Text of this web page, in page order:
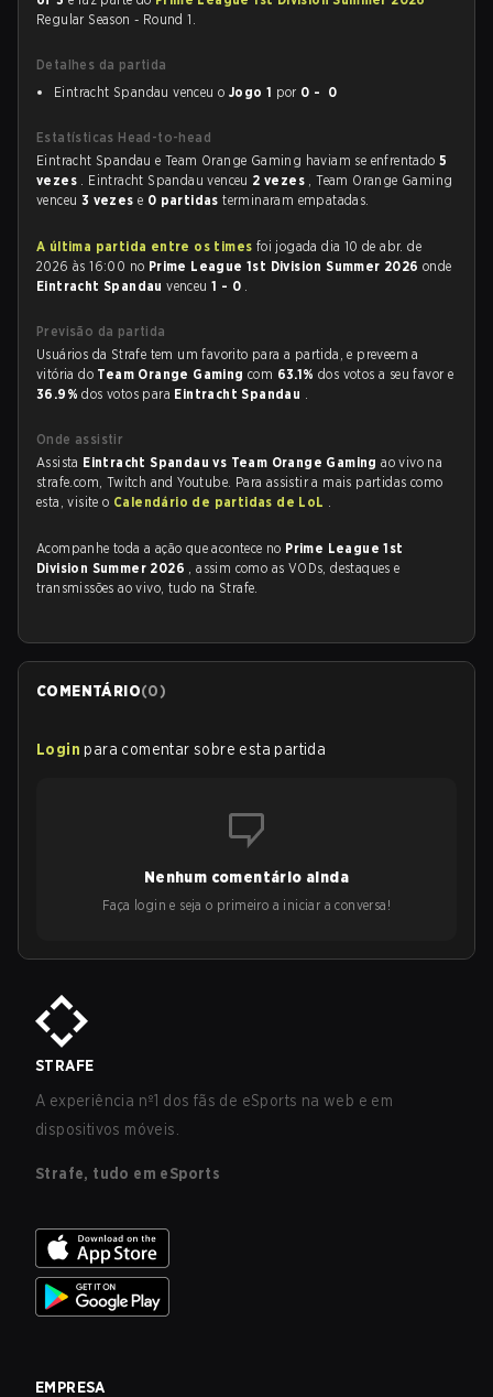
Regular Season - Round 1.
Detalhes da partida
Eintracht Spandau venceu o Jogo 1 por 0 - 0
Estatísticas Head-to-head
Eintracht Spandau e Team Orange Gaming haviam se enfrentado 5
vezes . Eintracht Spandau venceu 2 vezes , Team Orange Gaming
venceu 3 vezese 0 partidasterminaram empatadas.
A última partida entre os times foi jogada dia 10 de abr. de
2026 às 16:00 no Prime League 1st Division Summer 2026onde
Eintracht Spandauvenceu1 - 0 .
Previsão da partida
Usuários da Strafe tem um favorito para a partida, e preveem a
vitória do Team Orange Gamingcom 63.1%dos votos a seu favor e
36.9%dos votos para Eintracht Spandau .
Onde assistir
Assista Eintracht Spandau vs Team Orange Gamingao vivo na
strafe.com, Twitch and Youtube. Para assistir a mais partidas como
esta, visite o Calendário de partidas de LoL .
Acompanhe toda a ação que acontece no Prime League 1st
Division Summer 2026 , assim como as VODs, destaques e
transmissões ao vivo, tudo na Strafe.
COMENTÁRIO(0)
Login para comentar sobre esta partida
Nenhum comentário ainda
Faça login e seja o primeiro a iniciar a conversa!
STRAFE
A experiência nº1 dos fãs de eSports na web e em
dispositivos móveis.
Strafe, tudo em eSports
EMPRESA